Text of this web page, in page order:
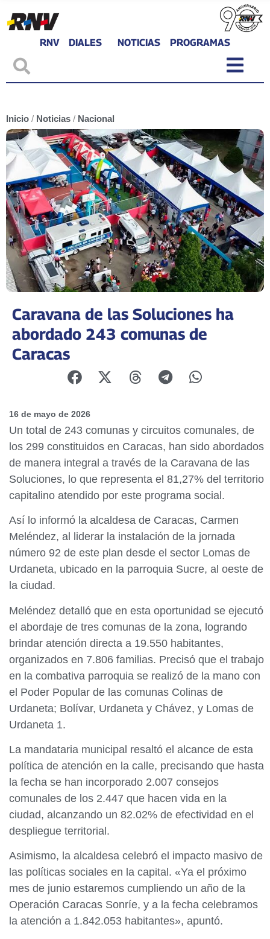
RNV DIALES NOTICIAS PROGRAMAS
Inicio / Noticias / Nacional
Caravana de las Soluciones ha
abordado 243 comunas de
Caracas
16 de mayo de 2026
Un total de 243 comunas y circuitos comunales, de
los 299 constituidos en Caracas, han sido abordados
de manera integral a través de la Caravana de las
Soluciones, lo que representa el 81,27% del territorio
capitalino atendido por este programa social.
Así lo informó la alcaldesa de Caracas, Carmen
Meléndez, al liderar la instalación de la jornada
número 92 de este plan desde el sector Lomas de
Urdaneta, ubicado en la parroquia Sucre, al oeste de
la ciudad.
Meléndez detalló que en esta oportunidad se ejecutó
el abordaje de tres comunas de la zona, logrando
brindar atención directa a 19.550 habitantes,
organizados en 7.806 familias. Precisó que el trabajo
en la combativa parroquia se realizó de la mano con
el Poder Popular de las comunas Colinas de
Urdaneta; Bolívar, Urdaneta y Chávez, y Lomas de
Urdaneta 1.
La mandataria municipal resaltó el alcance de esta
política de atención en la calle, precisando que hasta
la fecha se han incorporado 2.007 consejos
comunales de los 2.447 que hacen vida en la
ciudad, alcanzando un 82.02% de efectividad en el
despliegue territorial.
Asimismo, la alcaldesa celebró el impacto masivo de
las políticas sociales en la capital. «Ya el próximo
mes de junio estaremos cumpliendo un año de la
Operación Caracas Sonríe, y a la fecha celebramos
la atención a 1.842.053 habitantes», apuntó.